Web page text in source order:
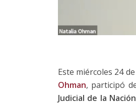
Este miércoles 24
Ohman, participó
Judicial de la